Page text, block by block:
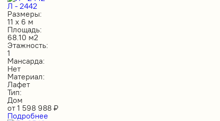
Л - 2442
Размеры:
11 х 6 м
Площадь:
68.10 м2
Этажность:
1
Мансарда:
Нет
Материал:
Лафет
Тип:
Дом
от 1 598 988 ₽
Подробнее